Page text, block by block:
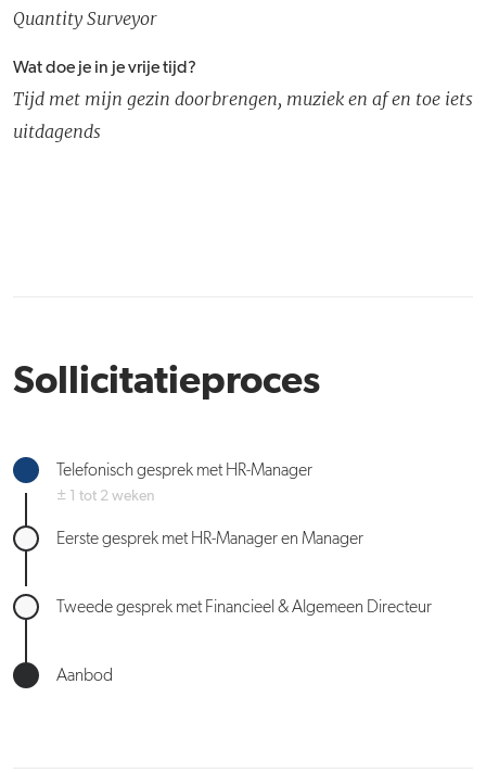
Quantity Surveyor
Wat doe je in je vrije tijd?
Tijd met mijn gezin doorbrengen, muziek en af en toe iets
uitdagends
Sollicitatieproces
Telefonisch gesprek met HR-Manager
± 1 tot 2 weken
Eerste gesprek met HR-Manager en Manager
Tweede gesprek met Financieel & Algemeen Directeur
Aanbod